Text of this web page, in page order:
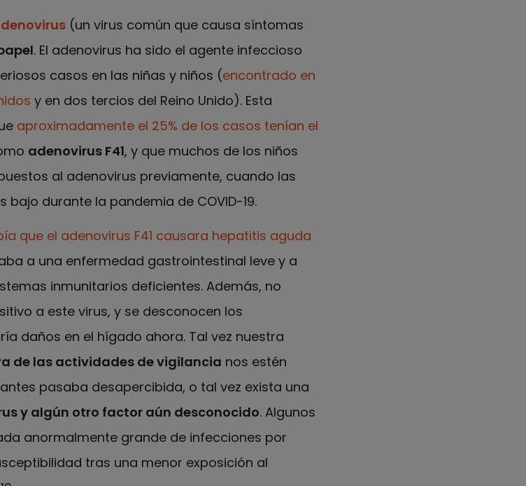
(un virus común que causa síntomas
. El adenovirus ha sido el agente infeccioso
casos en las niñas y niños (encontrado en
y en dos tercios del Reino Unido). Esta
aproximadamente el 25% de los casos tenían el
adenovirus F41, y que muchos de los niños
al adenovirus previamente, cuando las
durante la pandemia de COVID-19.
que el adenovirus F41 causara hepatitis aguda
a una enfermedad gastrointestinal leve y a
inmunitarios deficientes. Además, no
a este virus, y se desconocen los
daños en el hígado ahora. Tal vez nuestra
de las actividades de vigilancia nos estén
pasaba desapercibida, o tal vez exista una
y algún otro factor aún desconocido. Algunos
anormalmente grande de infecciones por
tras una menor exposición al